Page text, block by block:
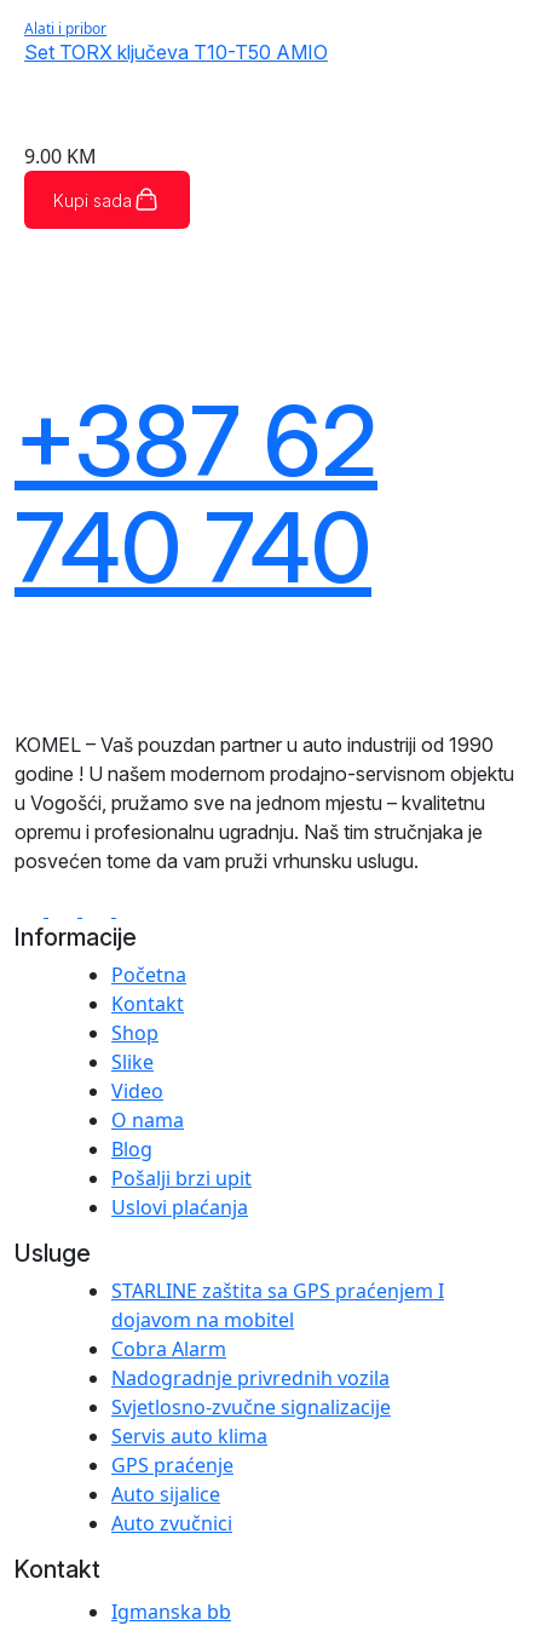
Alati i pribor
Set TORX ključeva T10-T50 AMIO
9.00 KM
Kupi sada
+387 62
740 740
KOMEL – Vaš pouzdan partner u auto industriji od 1990
godine ! U našem modernom prodajno-servisnom objektu
u Vogošći, pružamo sve na jednom mjestu – kvalitetnu
opremu i profesionalnu ugradnju. Naš tim stručnjaka je
posvećen tome da vam pruži vrhunsku uslugu.
Informacije
Početna
Kontakt
Shop
Slike
Video
O nama
Blog
Pošalji brzi upit
Uslovi plaćanja
Usluge
STARLINE zaštita sa GPS praćenjem I
dojavom na mobitel
Cobra Alarm
Nadogradnje privrednih vozila
Svjetlosno-zvučne signalizacije
Servis auto klima
GPS praćenje
Auto sijalice
Auto zvučnici
Kontakt
Igmanska bb